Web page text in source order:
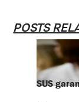
POSTS
SUS